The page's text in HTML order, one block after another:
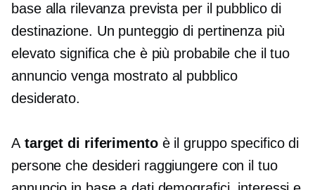
base alla rilevanza prevista per il pubblico di
destinazione. Un punteggio di pertinenza più
elevato significa che è più probabile che il tuo
annuncio venga mostrato al pubblico
desiderato.
A target di riferimentoè il gruppo specifico di
persone che desideri raggiungere con il tuo